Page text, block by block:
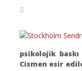
psikolojik
Cismen esir